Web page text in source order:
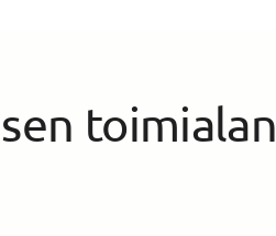
toimialan